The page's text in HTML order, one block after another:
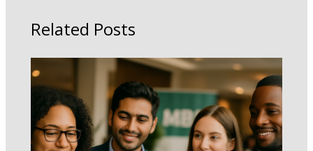
Related Posts